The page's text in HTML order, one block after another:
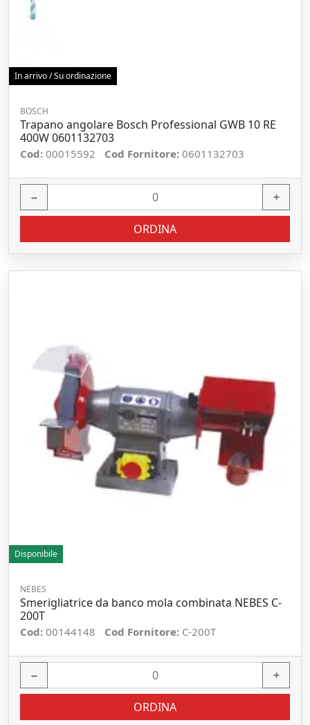
In arrivo / Su ordinazione
BOSCH
Trapano angolare Bosch Professional GWB 10 RE
400W 0601132703
Cod: 00015592 Cod Fornitore: 0601132703
− +
ORDINA
Disponibile
NEBES
Smerigliatrice da banco mola combinata NEBES C-
200T
Cod: 00144148 Cod Fornitore: C-200T
− +
ORDINA